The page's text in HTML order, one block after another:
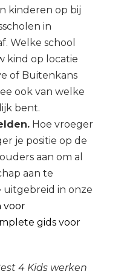
kinderen op bij
in
Welke school
kind op locatie
of Buitenkans
ook van welke
bent.
Hoe vroeger
je positie op de
aan om al
aan te
in onze
voor
gids voor
4 Kids werken